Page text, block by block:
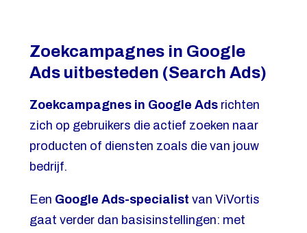
Zoekcampagnes in Google
Ads uitbesteden (Search Ads)
Zoekcampagnes in Google Adsrichten
zich op gebruikers die actief zoeken naar
producten of diensten zoals die van jouw
bedrijf.
Een Google Ads-specialist van ViVortis
gaat verder dan basisinstellingen: met